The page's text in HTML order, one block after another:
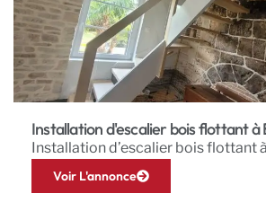
Installation d'escalier bois flottant à
Installation d’escalier bois flottant
Voir L'annonce